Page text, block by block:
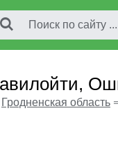
Гродненская область